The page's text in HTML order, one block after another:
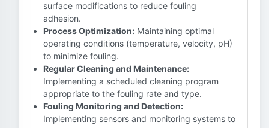
surface modifications to reduce fouling
adhesion.
Process Optimization: Maintaining optimal
operating conditions (temperature, velocity, pH)
to minimize fouling.
Regular Cleaning and Maintenance:
Implementing a scheduled cleaning program
appropriate to the fouling rate and type.
Fouling Monitoring and Detection:
Implementing sensors and monitoring systems to